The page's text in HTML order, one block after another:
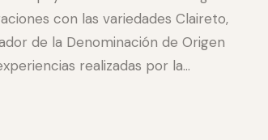
con las variedades Claireto,
de la Denominación de Origen
realizadas por la…